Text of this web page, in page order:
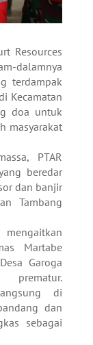
Resources
dalamnya
terdampak
Kecamatan
doa untuk
masyarakat
PTAR
beredar
dan banjir
Tambang
Martabe
Garoga
di
dan
sebagai